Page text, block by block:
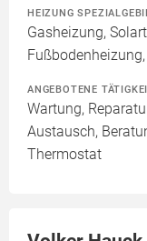
HEIZUNG
Gasheizung,
ANGEBOTENE
Wartung,
Austausch,
Thermostat